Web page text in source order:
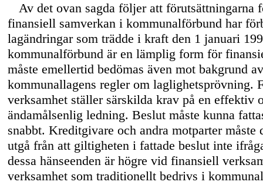
Av det ovan sagda följer att förutsättningarna
finansiell samverkan i kommunalförbund har
lagändringar som trädde i kraft den 1 januari
kommunalförbund är en lämplig form för
måste emellertid bedömas även mot bakgrund av
kommunallagens regler om laglighetsprövning.
verksamhet ställer särskilda krav på en effektiv
ändamålsenlig ledning. Beslut måste kunna
snabbt. Kreditgivare och andra motparter måste
utgå från att giltigheten i fattade beslut inte
dessa hänseenden är högre vid finansiell
verksamhet som traditionellt bedrivs i